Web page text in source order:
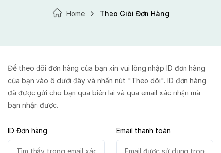
Home Theo Giõi Đơn Hàng
Để theo dõi đơn hàng của bạn xin vui lòng nhập ID đơn hàng
của bạn vào ô dưới đây và nhấn nút "Theo dõi". ID đơn hàng
đã được gửi cho bạn qua biên lai và qua email xác nhận mà
bạn nhận được.
ID Đơn hàng Email thanh toán